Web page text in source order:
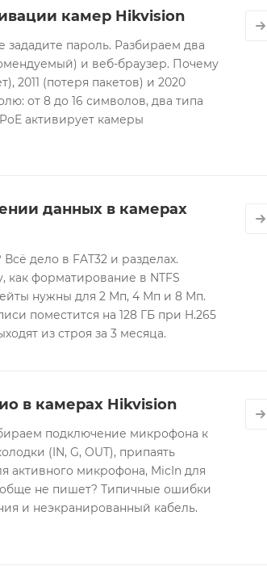
камер Hikvision
зададите пароль. Разбираем два
и веб-браузер. Почему
2011 (потеря пакетов) и 2020
от 8 до 16 символов, два типа
активирует камеры
данных в камерах
дело в FAT32 и разделах.
как форматирование в NTFS
нужны для 2 Мп, 4 Мп и 8 Мп.
поместится на 128 ГБ при H.265
из строя за 3 месяца.
в камерах Hikvision
подключение микрофона к
(IN, G, OUT), припаять
активного микрофона, MicIn для
не пишет? Типичные ошибки
и неэкранированный кабель.